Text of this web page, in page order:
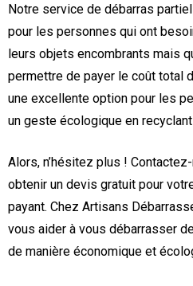
Notre service de débarras
pour les personnes qui ont
leurs objets encombrants mais
permettre de payer le coût total
une excellente option pour les
un geste écologique en
Alors, n’hésitez plus !
obtenir un devis gratuit pour
payant. Chez Artisans
vous aider à vous débarrasser
de manière économique et